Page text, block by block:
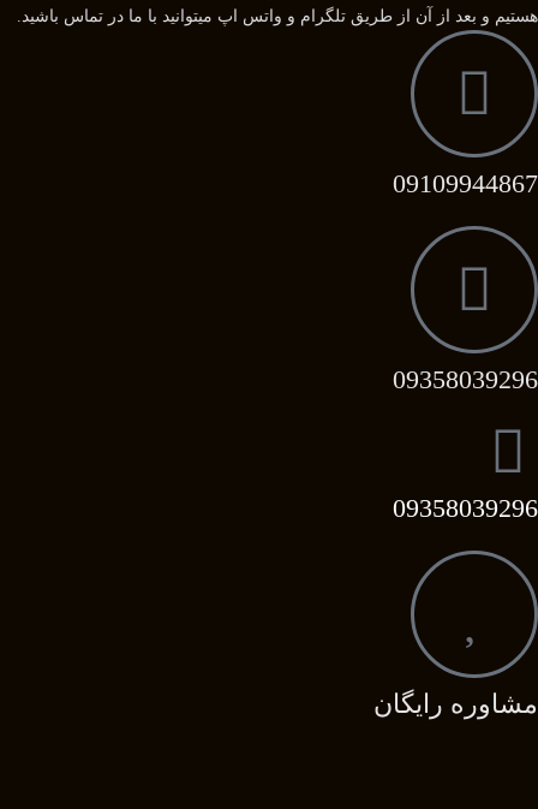
هستیم و بعد از آن از طریق تلگرام و واتس اپ میتوانید با ما در تماس باشید.
09109944867
09358039296
09358039296
مشاوره رایگان